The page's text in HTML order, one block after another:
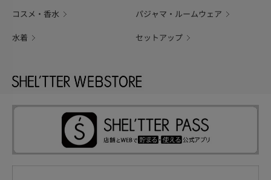
コスメ・香水 パジャマ・ルームウェア
水着 セットアップ